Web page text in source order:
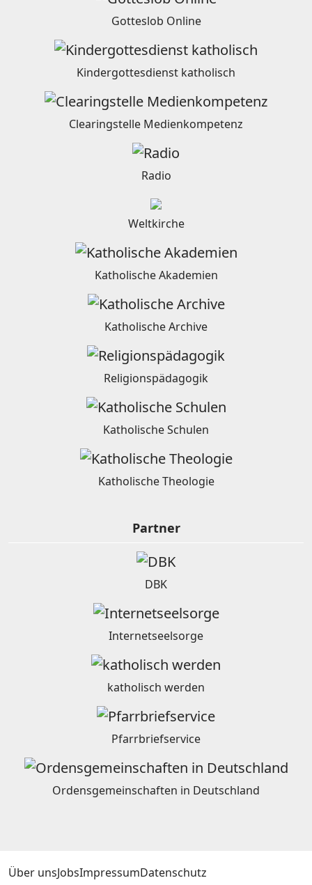
Gotteslob Online
Kindergottesdienst katholisch
Clearingstelle Medienkompetenz
Radio
Weltkirche
Katholische Akademien
Katholische Archive
Religionspädagogik
Katholische Schulen
Katholische Theologie
Partner
DBK
Internetseelsorge
katholisch werden
Pfarrbriefservice
Ordensgemeinschaften in Deutschland
Über unsJobsImpressumDatenschutz